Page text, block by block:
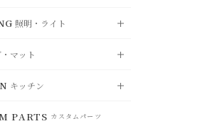
クッション・カバー
ミラー
ディスプレイ・オブジェ
時計
すべて見る
収納ボックス
バスケット
ゴミ箱
照明・ライト
すべて見る
LIGHT ペンダントライト
LIGHT シーリングライト
マット
すべて見る
キッチン
すべて見る
PARTS カスタムパーツ